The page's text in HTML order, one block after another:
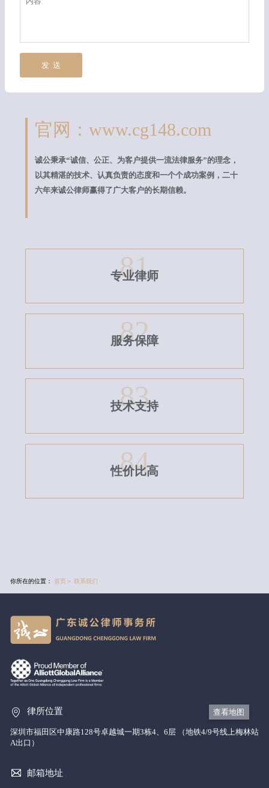
官网：www.cg148.com
诚公秉承“诚信、公正、为客户提供一流法律服务”的理念，
以其精湛的技术、认真负责的态度和一个个成功案例，二十
六年来诚公律师赢得了广大客户的长期信赖。
81
专业律师
82
服务保障
83
技术支持
84
性价比高
你所在的位置： 首页＞ 联系我们
律所位置 查看地图
深圳市福田区中康路128号卓越城一期3栋4、6层 （地铁4/9号线上梅林站
A出口）
邮箱地址